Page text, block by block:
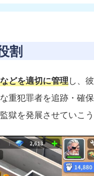
割
どを適切に管理し、
重犯罪者を追跡・確
獄を発展させていこう